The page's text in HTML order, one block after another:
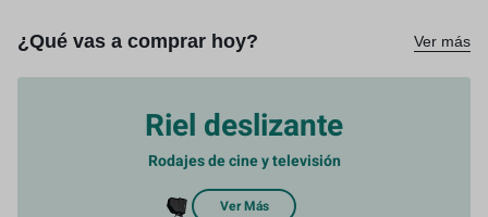
¿Qué vas a comprar hoy? Ver más
Riel deslizante
Rodajes de cine y televisión
Ver Más